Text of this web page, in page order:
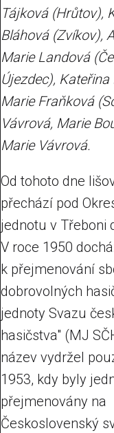
Tájková (Hrůtov),
Bláhová (Zvíkov),
Marie Landová
Újezdec), Kateřina
Marie Fraňková
Vávrová, Marie
Marie Vávrová.
Od tohoto dne
přechází pod
jednotu v Třeboni
V roce 1950
k přejmenování
dobrovolných
jednoty Svazu
hasičstva" (MJ
název vydržel
1953, kdy byly
přejmenovány na
Československý